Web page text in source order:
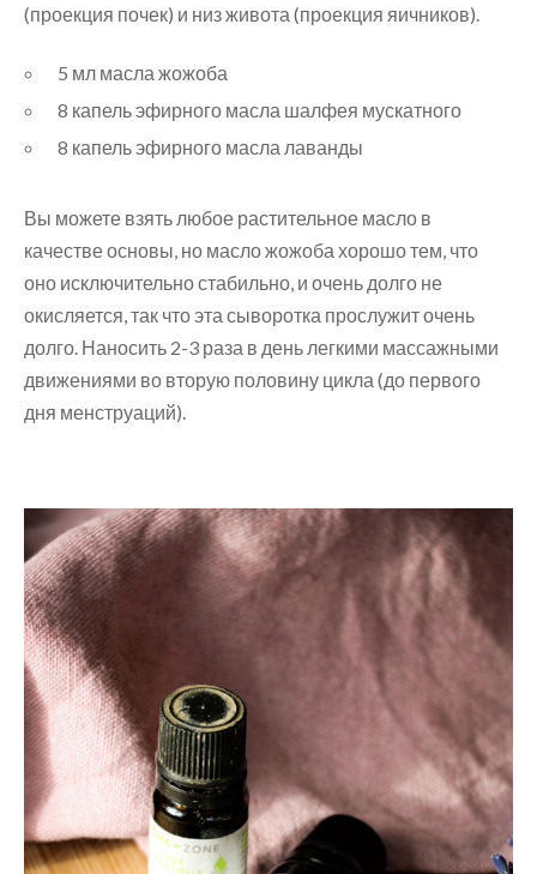
(проекция почек) и низ живота (проекция яичников).
5 мл масла жожоба
8 капель эфирного масла шалфея мускатного
8 капель эфирного масла лаванды
Вы можете взять любое растительное масло в
качестве основы, но масло жожоба хорошо тем, что
оно исключительно стабильно, и очень долго не
окисляется, так что эта сыворотка прослужит очень
долго. Наносить 2-3 раза в день легкими массажными
движениями во вторую половину цикла (до первого
дня менструаций).